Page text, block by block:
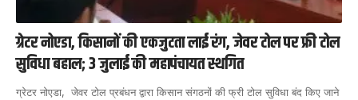
ग्रेटर नोएडा, किसानों की एकजुटता लाई रंग, जेवर टोल पर फ्री टोल
सुविधा बहाल; 3 जुलाई की महापंचायत स्थगित
ग्रेटर नोएडा, जेवर टोल प्रबंधन द्वारा किसान संगठनों की फ्री टोल सुविधा बंद किए जाने